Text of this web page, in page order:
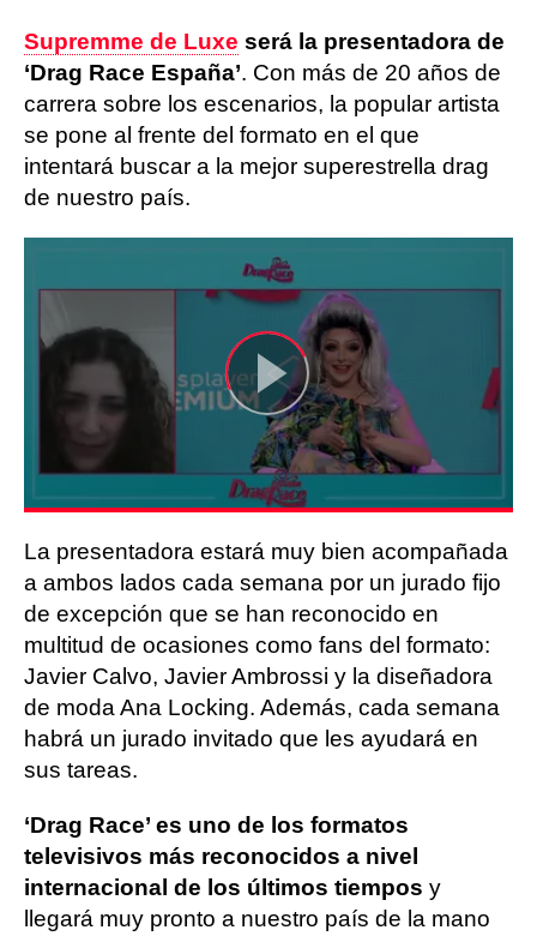
Supremme de Luxe será la presentadora de
‘Drag Race España’. Con más de 20 años de
carrera sobre los escenarios, la popular artista
se pone al frente del formato en el que
intentará buscar a la mejor superestrella drag
de nuestro país.
La presentadora estará muy bien acompañada
a ambos lados cada semana por un jurado fijo
de excepción que se han reconocido en
multitud de ocasiones como fans del formato:
Javier Calvo, Javier Ambrossi y la diseñadora
de moda Ana Locking. Además, cada semana
habrá un jurado invitado que les ayudará en
sus tareas.
‘Drag Race’ es uno de los formatos
televisivos más reconocidos a nivel
internacional de los últimos tiempos y
llegará muy pronto a nuestro país de la mano